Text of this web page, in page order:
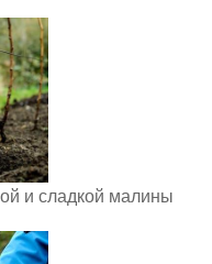
и сладкой малины